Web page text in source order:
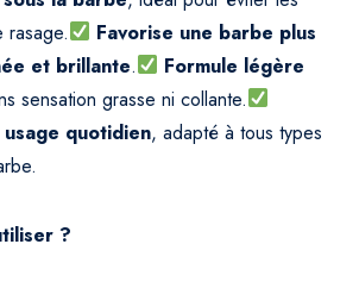
rasage.
Favorise une barbe plus
et brillante.
Formule légère
sensation grasse ni collante.
quotidien, adapté à tous types
?